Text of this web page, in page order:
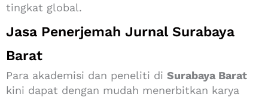
tingkat global.
Jasa Penerjemah Jurnal Surabaya
Barat
Para akademisi dan peneliti di Surabaya Barat
kini dapat dengan mudah menerbitkan karya